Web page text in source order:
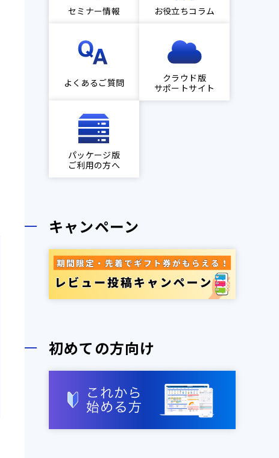
セミナー情報 お役立ちコラム
よくあるご質問
クラウド版
サポートサイト
パッケージ版
ご利用の方へ
キャンペーン
初めての方向け